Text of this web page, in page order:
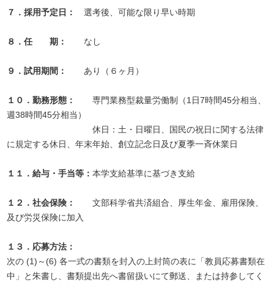
７．採用予定日： 選考後、可能な限り早い時期
８．任 期： なし
９．試用期間： あり（６ヶ月）
１０．勤務形態：
専門業務型裁量労働制（1日7時間45分相当、
週38時間45分相当）
休日：土・日曜日、国民の祝日に関する法律
に規定する休日、年末年始、創立記念日及び夏季一斉休業日
１１．給与・手当等：本学支給基準に基づき支給
１２．社会保険：
文部科学省共済組合、厚生年金、雇用保険、
及び労災保険に加入
１３．応募方法：
次の (1)～(6) 各一式の書類を封入の上封筒の表に「教員応募書類在
中」と朱書し、書類提出先へ書留扱いにて郵送、または持参してく